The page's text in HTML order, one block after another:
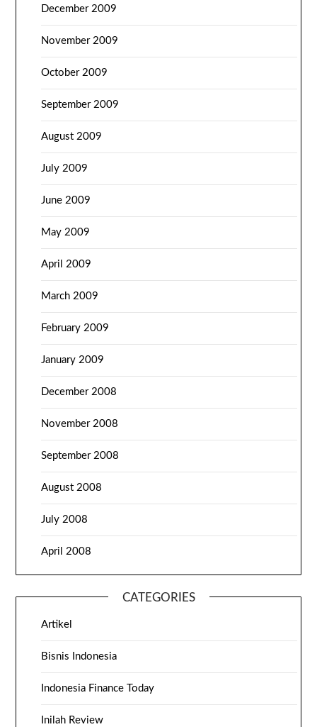
December 2009
November 2009
October 2009
September 2009
August 2009
July 2009
June 2009
May 2009
April 2009
March 2009
February 2009
January 2009
December 2008
November 2008
September 2008
August 2008
July 2008
April 2008
CATEGORIES
Artikel
Bisnis Indonesia
Indonesia Finance Today
Inilah Review